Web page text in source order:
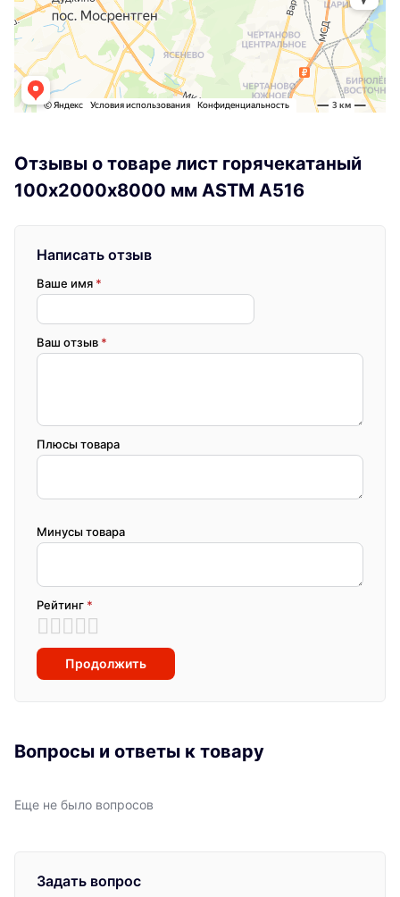
Отзывы о товаре лист горячекатаный
100х2000х8000 мм ASTM A516
Написать отзыв
Ваше имя *
Ваш отзыв *
Плюсы товара
Минусы товара
Рейтинг *
Продолжить
Вопросы и ответы к товару
Еще не было вопросов
Задать вопрос